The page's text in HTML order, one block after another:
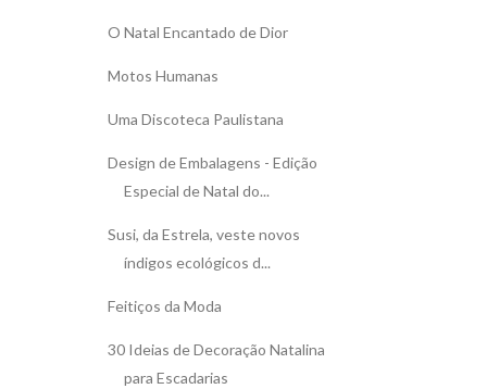
O Natal Encantado de Dior
Motos Humanas
Uma Discoteca Paulistana
Design de Embalagens - Edição
Especial de Natal do...
Susi, da Estrela, veste novos
índigos ecológicos d...
Feitiços da Moda
30 Ideias de Decoração Natalina
para Escadarias